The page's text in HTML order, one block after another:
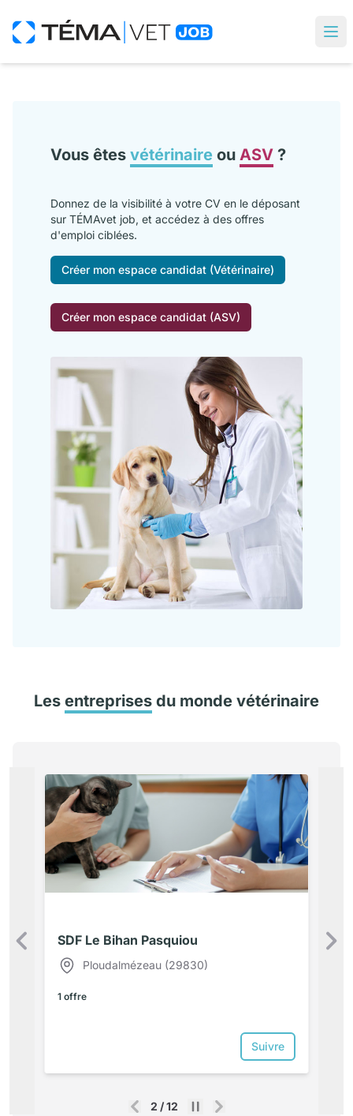
Vous êtes vétérinaire ou ASV ?
Donnez de la visibilité à votre CV en le déposant
sur TÉMAvet job, et accédez à des offres
d'emploi ciblées.
Créer mon espace candidat (Vétérinaire)
Créer mon espace candidat (ASV)
Les entreprises du monde vétérinaire
SDF Le Bihan Pasquiou
Ploudalmézeau (29830)
1 offre
Suivre
2 /12
Précédent